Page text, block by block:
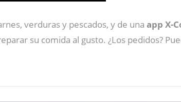
verduras y pescados, y de una app X-
su comida al gusto. ¿Los pedidos?